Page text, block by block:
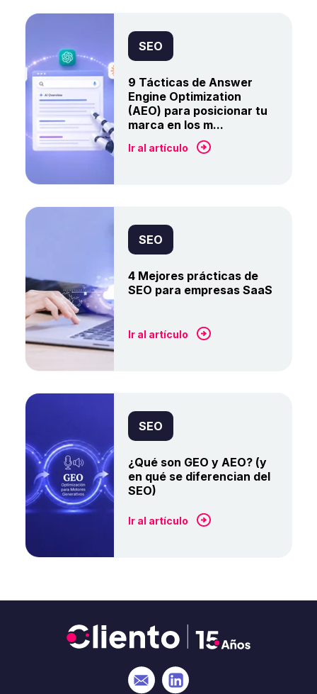
SEO
9 Tácticas de Answer
Engine Optimization
(AEO) para posicionar tu
marca en los m...
Ir al artículo
SEO
4 Mejores prácticas de
SEO para empresas SaaS
Ir al artículo
SEO
¿Qué son GEO y AEO? (y
en qué se diferencian del
SEO)
Ir al artículo